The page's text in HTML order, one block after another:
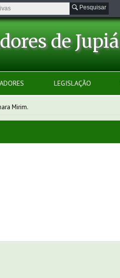
Pesquisar
de Jupiá
LEGISLAÇÃO
Mirim.